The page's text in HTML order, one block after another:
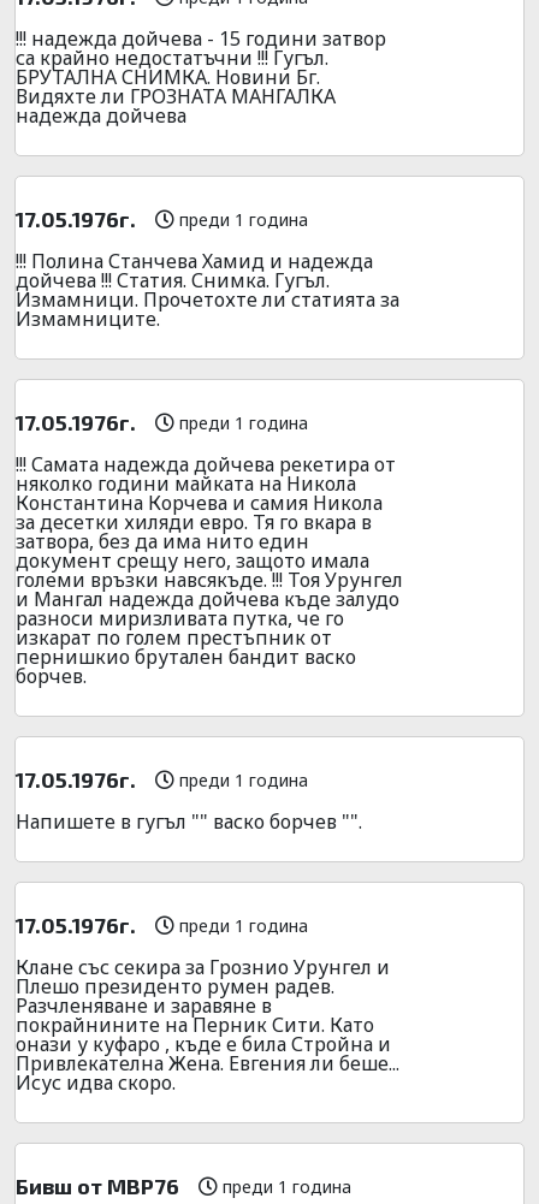
!!! надежда дойчева - 15 години затвор
са крайно недостатъчни !!! Гугъл.
БРУТАЛНА СНИМКА. Новини Бг.
Видяхте ли ГРОЗНАТА МАНГАЛКА
надежда дойчева
17.05.1976г. преди 1 година
!!! Полина Станчева Хамид и надежда
дойчева !!! Статия. Снимка. Гугъл.
Измамници. Прочетохте ли статията за
Измамниците.
17.05.1976г. преди 1 година
!!! Самата надежда дойчева рекетира от
няколко години майката на Никола
Константина Корчева и самия Никола
за десетки хиляди евро. Тя го вкара в
затвора, без да има нито един
документ срещу него, защото имала
големи връзки навсякъде. !!! Тоя Урунгел
и Мангал надежда дойчева къде залудо
разноси миризливата путка, че го
изкарат по голем престъпник от
пернишкио брутален бандит васко
борчев.
17.05.1976г. преди 1 година
Напишете в гугъл "" васко борчев "".
17.05.1976г. преди 1 година
Клане със секира за Грознио Урунгел и
Плешо президенто румен радев.
Разчленяване и заравяне в
покрайнините на Перник Сити. Като
онази у куфаро , къде е била Стройна и
Привлекателна Жена. Евгения ли беше...
Исус идва скоро.
Бивш от МВР76 преди 1 година